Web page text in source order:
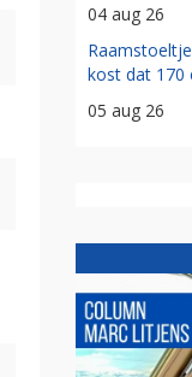
04 aug 26
kost dat 170
05 aug 26